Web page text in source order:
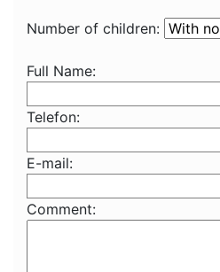
Number of children:
Full Name:
Telefon:
E-mail:
Comment: